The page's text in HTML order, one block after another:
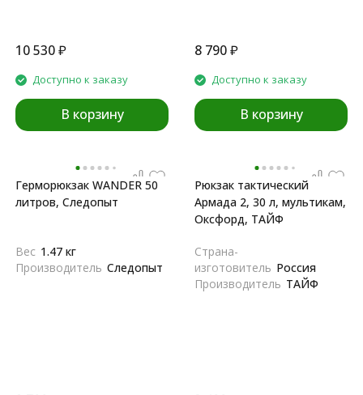
10 530₽
Доступно к заказу
В корзину
8 790₽
Доступно к заказу
В корзину
Герморюкзак WANDER 50
литров, Следопыт
Вес 1.47 кг
Производитель Следопыт
Рюкзак тактический
Армада 2, 30 л, мультикам,
Оксфорд, ТАЙФ
Страна-
изготовитель Россия
Производитель ТАЙФ